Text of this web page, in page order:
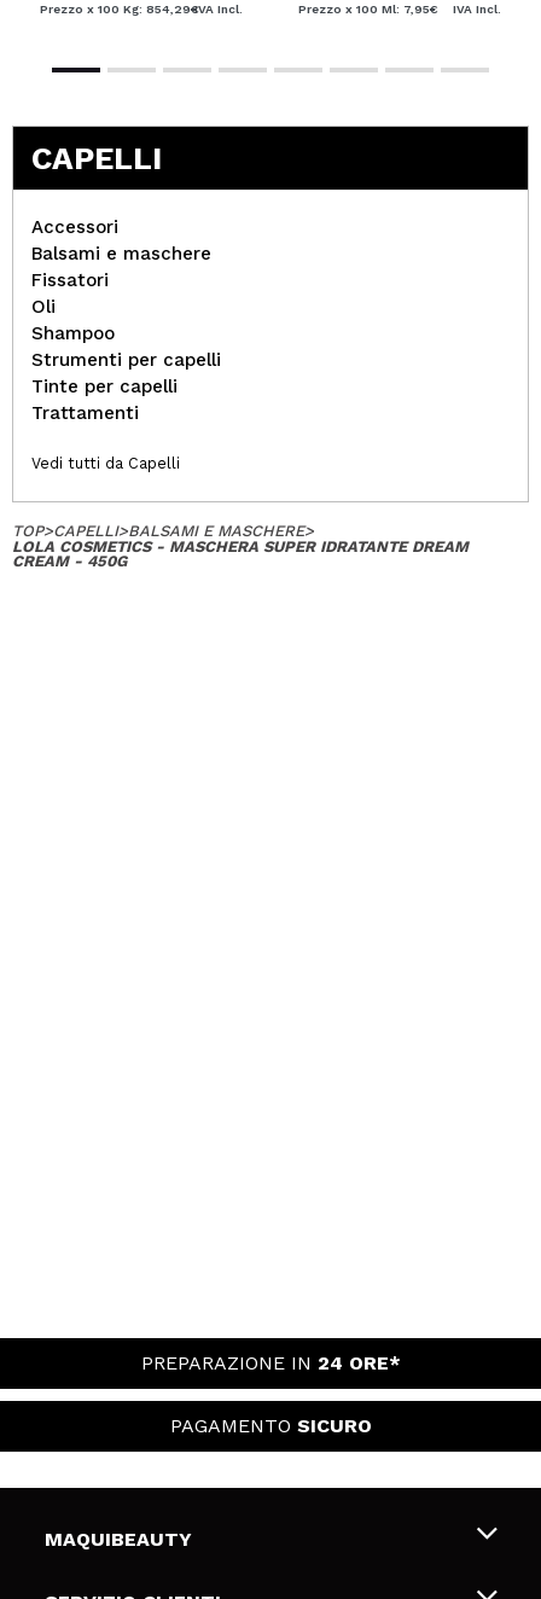
Prezzo x 100 Kg: 854,29€IVA Incl. Prezzo x 100 Ml: 7,95€ IVA Incl.
CAPELLI
Accessori
Balsami e maschere
Fissatori
Oli
Shampoo
Strumenti per capelli
Tinte per capelli
Trattamenti
Vedi tutti da Capelli
TOP>CAPELLI>BALSAMI E MASCHERE>
LOLA COSMETICS - MASCHERA SUPER IDRATANTE DREAM
CREAM - 450G
PREPARAZIONE IN 24 ORE*
PAGAMENTO SICURO
MAQUIBEAUTY
Chi siamo